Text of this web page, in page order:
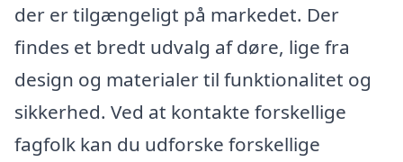
der er tilgængeligt på markedet. Der
findes et bredt udvalg af døre, lige fra
design og materialer til funktionalitet og
sikkerhed. Ved at kontakte forskellige
fagfolk kan du udforske forskellige